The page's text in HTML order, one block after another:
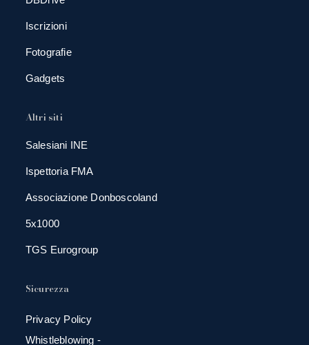
Iscrizioni
Fotografie
Gadgets
Altri siti
Salesiani INE
Ispettoria FMA
Associazione Donboscoland
5x1000
TGS Eurogroup
Sicurezza
Privacy Policy
Whistleblowing -